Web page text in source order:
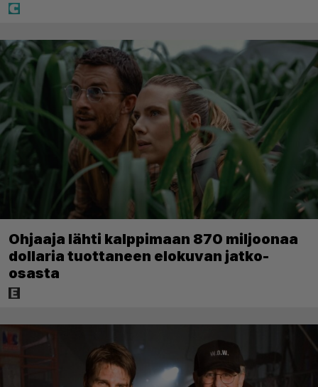
Ohjaaja lähti kalppimaan 870 miljoonaa
dollaria tuottaneen elokuvan jatko-
osasta